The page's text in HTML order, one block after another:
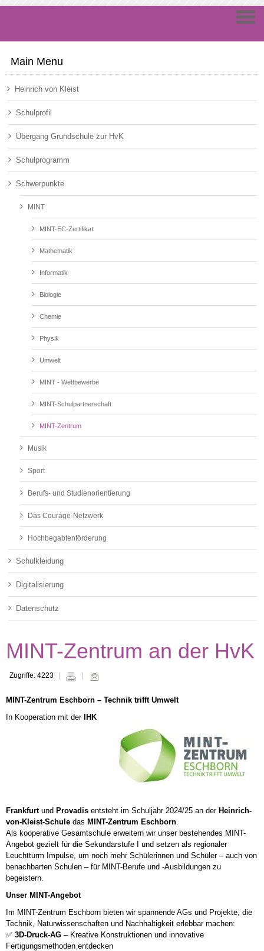
Main Menu
Heinrich von Kleist
Schulprofil
Übergang Grundschule zur HvK
Schulprogramm
Schwerpunkte
MINT
MINT-EC-Zertifikat
Mathematik
Informatik
Biologie
Chemie
Physik
Umwelt
MINT - Wettbewerbe
MINT-Schulpartnerschaft
MINT-Zentrum
Musik
Sport
Berufs- und Studienorientierung
Das Courage-Netzwerk
Hochbegabtenförderung
Schulkleidung
Digitalisierung
Datenschutz
MINT-Zentrum an der HvK
Zugriffe: 4223
MINT-Zentrum Eschborn – Technik trifft Umwelt
In Kooperation mit der IHK
Frankfurtund Provadis entsteht im Schuljahr 2024/25 an der Heinrich-
von-Kleist-Schule das MINT-Zentrum Eschborn.
Als kooperative Gesamtschule erweitern wir unser bestehendes MINT-
Angebot gezielt für die Sekundarstufe I und setzen als regionaler
Leuchtturm Impulse, um noch mehr Schülerinnen und Schüler – auch von
benachbarten Schulen – für MINT-Berufe und -Ausbildungen zu
begeistern.
Unser MINT-Angebot
Im MINT-Zentrum Eschborn bieten wir spannende AGs und Projekte, die
Technik, Naturwissenschaften und Nachhaltigkeit erlebbar machen:
✅ 3D-Druck-AG – Kreative Konstruktionen und innovative
Fertigungsmethoden entdecken